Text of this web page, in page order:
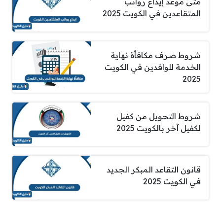
المتقاعدين في الكويت 2025
شروط صرف مكافأة نهاية
الخدمة للوافدين في الكويت
2025
شروط التحويل من كفيل
لكفيل آخر بالكويت 2025
قانون التقاعد المبكر الجديد
في الكويت 2025